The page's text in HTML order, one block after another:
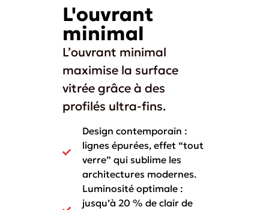
L'ouvrant
minimal
L’ouvrant minimal
maximise la surface
vitrée grâce à des
profilés ultra-fins.
Design contemporain :
lignes épurées, effet “tout
verre” qui sublime les
architectures modernes.
Luminosité optimale :
jusqu’à 20 % de clair de